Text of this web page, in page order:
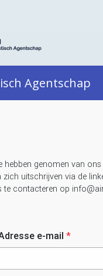
Agentschap
hebben genomen van ons
zich uitschrijven via de
te contacteren op
e-mail *